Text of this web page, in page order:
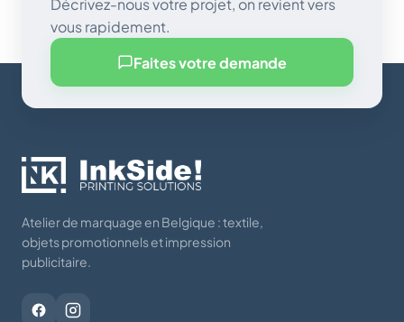
Décrivez-nous votre projet, on revient vers
vous rapidement.
Faites votre demande
Atelier de marquage en Belgique : textile,
objets promotionnels et impression
publicitaire.